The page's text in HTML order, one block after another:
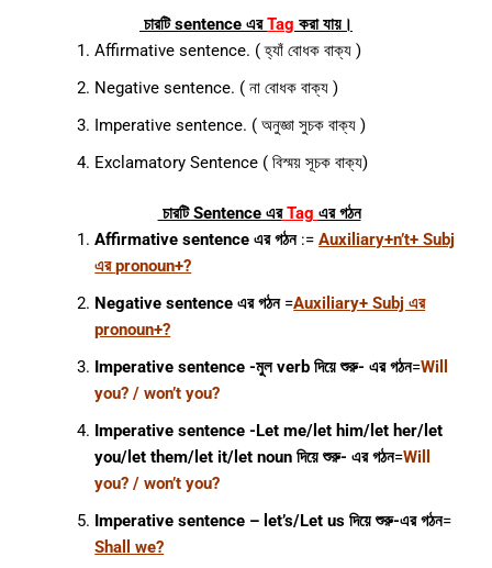
চারটি sentence এরTag করা যায়।
Affirmative sentence. ( হ্যাঁ বোধক বাক্য )
Negative sentence. ( না বোধক বাক্য )
Imperative sentence. ( অনুজ্ঞা সুচক বাক্য )
Exclamatory Sentence ( বিস্ময় সূচক বাক্য)
চারটি Sentence এরTag এর গঠন
Affirmative sentence এর গঠন:= Auxiliary+n’t+ Subj
এর pronoun+?
Negative sentence এর গঠন=Auxiliary+ Subj এর
pronoun+?
Imperative sentence -মুল verb দিয়ে শুরু- এর গঠন=Will
you? / won’t you?
Imperative sentence -Let me/let him/let her/let
you/let them/let it/let noun দিয়ে শুরু- এর গঠন=Will
you? / won’t you?
Imperative sentence – let’s/Let us দিয়ে শুরু-এর গঠন=
Shall we?